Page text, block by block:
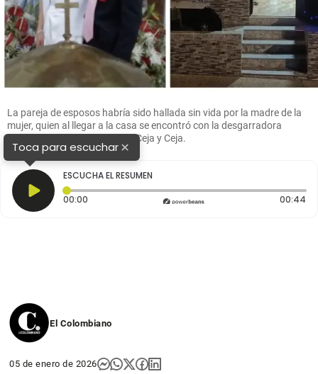
La pareja de esposos habría sido hallada sin vida por la madre de la
mujer, quien al llegar a la casa se encontró con la desgarradora
escena. FOTO Cortesía Entre Ceja y Ceja.
Toca para escuchar×
ESCUCHA EL RESUMEN
00:00 Tiempo transcurrido: 0 segundos 00:44
El Colombiano
05 de enero de 2026